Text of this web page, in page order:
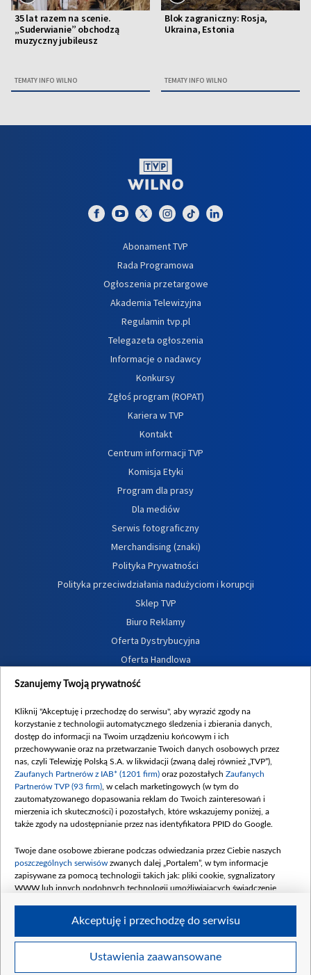
35 lat razem na scenie.
„Suderwianie” obchodzą
muzyczny jubileusz
TEMATY INFO WILNO
Blok zagraniczny: Rosja,
Ukraina, Estonia
TEMATY INFO WILNO
Abonament TVP
Rada Programowa
Ogłoszenia przetargowe
Akademia Telewizyjna
Regulamin tvp.pl
Telegazeta ogłoszenia
Informacje o nadawcy
Konkursy
Zgłoś program (ROPAT)
Kariera w TVP
Kontakt
Centrum informacji TVP
Komisja Etyki
Program dla prasy
Dla mediów
Serwis fotograficzny
Merchandising (znaki)
Polityka Prywatności
Polityka przeciwdziałania nadużyciom i korupcji
Sklep TVP
Biuro Reklamy
Oferta Dystrybucyjna
Oferta Handlowa
Dostępność
Procedura zgłoszeń wewnętrznych
Szanujemy Twoją prywatność
Kliknij "Akceptuję i przechodzę do serwisu", aby wyrazić zgody na
korzystanie z technologii automatycznego śledzenia i zbierania danych,
dostęp do informacji na Twoim urządzeniu końcowym i ich
przechowywanie oraz na przetwarzanie Twoich danych osobowych przez
nas, czyli Telewizję Polską S.A. w likwidacji (zwaną dalej również „TVP”),
Zaufanych Partnerów z IAB* (1201 firm) oraz pozostałych Zaufanych
Partnerów TVP (93 firm) , w celach marketingowych (w tym do
zautomatyzowanego dopasowania reklam do Twoich zainteresowań i
mierzenia ich skuteczności) i pozostałych, które wskazujemy poniżej, a
także zgody na udostępnianie przez nas identyfikatora PPID do Google.
Twoje dane osobowe zbierane podczas odwiedzania przez Ciebie naszych
poszczególnych serwisów zwanych dalej „Portalem”, w tym informacje
zapisywane za pomocą technologii takich jak: pliki cookie, sygnalizatory
WWW lub innych podobnych technologii umożliwiających świadczenie
Twoje dane osobowe zbierane podczas odwiedzania przez Ciebie
Ustawienia zaawansowane
Akceptuję i przechodzę do serwisu